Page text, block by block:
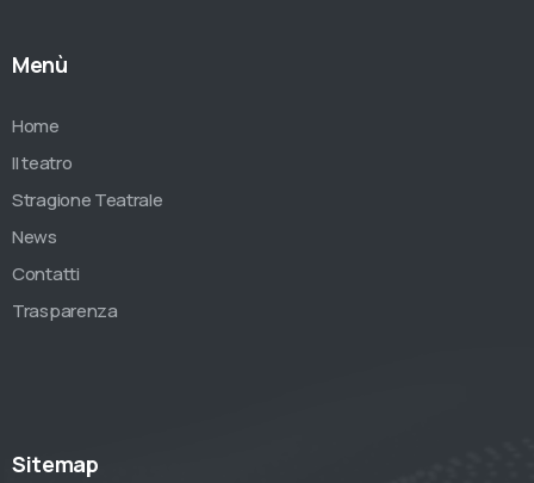
Menù
Home
Il teatro
Stragione Teatrale
News
Contatti
Trasparenza
Sitemap